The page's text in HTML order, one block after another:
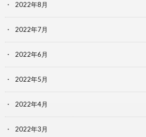
2022年8月
2022年7月
2022年6月
2022年5月
2022年4月
2022年3月